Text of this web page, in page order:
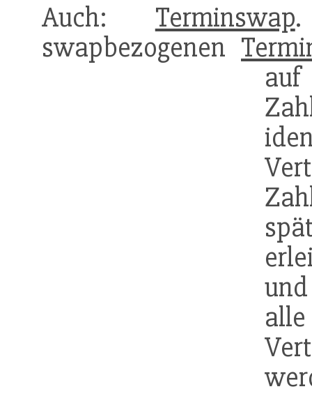
Auch: Terminswap
swapbezogenen